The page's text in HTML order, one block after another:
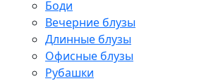
Боди
Вечерние блузы
Длинные блузы
Офисные блузы
Рубашки